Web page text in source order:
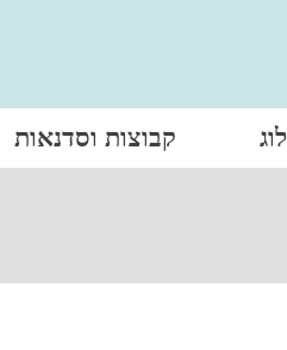
קבוצות וסדנאות